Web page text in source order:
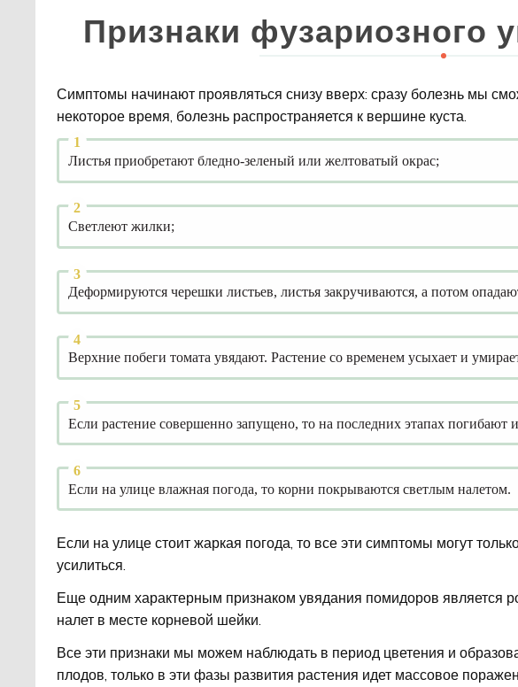
Признаки фузариозного
Симптомы начинают проявляться снизу вверх: сразу болезнь мы
некоторое время, болезнь распространяется к вершине куста.
Листья приобретают бледно-зеленый или желтоватый окрас;
Светлеют жилки;
Деформируются черешки листьев, листья закручиваются, а потом
Верхние побеги томата увядают. Растение со временем усыхает и
Если растение совершенно запущено, то на последних этапах погибают
Если на улице влажная погода, то корни покрываются светлым налетом.
Если на улице стоит жаркая погода, то все эти симптомы могут
усилиться.
Еще одним характерным признаком увядания помидоров является
налет в месте корневой шейки.
Все эти признаки мы можем наблюдать в период цветения и
плодов, только в эти фазы развития растения идет массовое